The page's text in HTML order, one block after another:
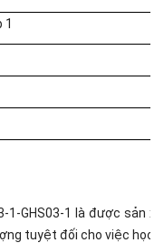
1
1-GHS03-1 là được sản
tuyệt đối cho việc học